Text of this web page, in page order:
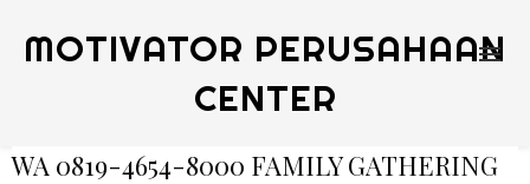
MOTIVATOR PERUSAHAAN
CENTER
WA 0819-4654-8000 FAMILY GATHERING